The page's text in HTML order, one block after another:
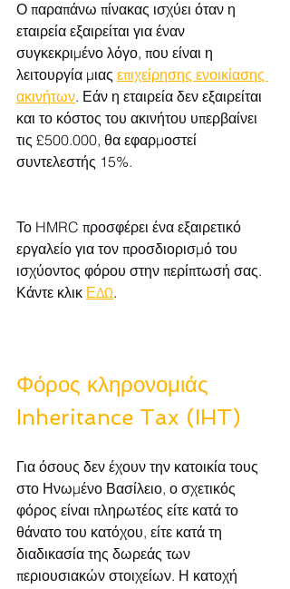
Ο παραπάνω πίνακας ισχύει όταν η
εταιρεία εξαιρείται για έναν
συγκεκριμένο λόγο, που είναι η
λειτουργία μιας επιχείρησης ενοικίασης
ακινήτων. Εάν η εταιρεία δεν εξαιρείται
και το κόστος του ακινήτου υπερβαίνει
τις £500.000, θα εφαρμοστεί
συντελεστής 15%.
Το HMRC προσφέρει ένα εξαιρετικό
εργαλείο για τον προσδιορισμό του
ισχύοντος φόρου στην περίπτωσή σας.
Κάντε κλικ ΕΔΩ.
Φόρος κληρονομιάς
Inheritance Tax (IHT)
Για όσους δεν έχουν την κατοικία τους
στο Ηνωμένο Βασίλειο, ο σχετικός
φόρος είναι πληρωτέος είτε κατά το
θάνατο του κατόχου, είτε κατά τη
διαδικασία της δωρεάς των
περιουσιακών στοιχείων. Η κατοχή